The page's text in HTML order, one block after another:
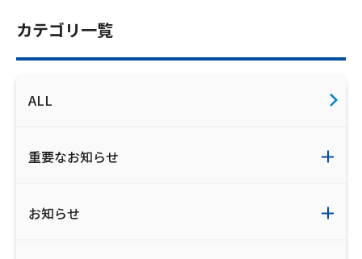
放送番組審議会議事録
ご利用約款・重要事項説明書
カテゴリ一覧
ALL
重要なお知らせ
お知らせ